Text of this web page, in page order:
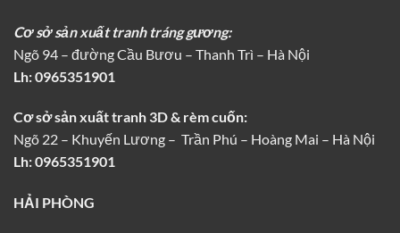
Cơ sở sản xuất tranh tráng gương:
Ngõ 94 – đường Cầu Bươu – Thanh Trì – Hà Nội
Lh:0965351901
Cơ sở sản xuất tranh 3D & rèm cuốn:
Ngõ 22 – Khuyến Lương – Trần Phú – Hoàng Mai – Hà Nội
Lh: 0965351901
HẢI PHÒNG